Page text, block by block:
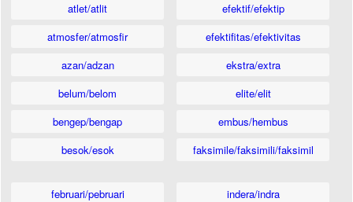
atlet/atlit
atmosfer/atmosfir
azan/adzan
belum/belom
bengep/bengap
besok/esok
efektif/efektip
efektifitas/efektivitas
ekstra/extra
elite/elit
embus/hembus
faksimile/faksimili/faksimil
februari/pebruari
indera/indra